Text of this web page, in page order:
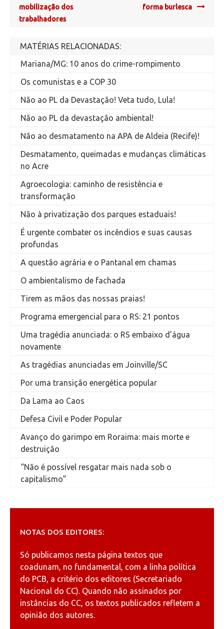
navigation
mobilização dos
trabalhadores
forma burlesca
MATÉRIAS RELACIONADAS:
Mariana/MG: 10 anos do crime-rompimento
Os comunistas e a COP 30
Não ao PL da Devastação! Veta tudo, Lula!
Não ao PL da devastação ambiental!
Não ao desmatamento na APA de Aldeia (Recife)!
Desmatamento, queimadas e mudanças climáticas
no Acre
Agroecologia: caminho de resistência e
transformação
Não à privatização dos parques estaduais!
É urgente combater os incêndios e suas causas
profundas
A questão agrária e o Pantanal em chamas
O ambientalismo de fachada
Tirem as mãos das nossas praias!
Programa emergencial para o RS: 21 pontos
Uma tragédia anunciada: o RS embaixo d’água
novamente
As tragédias anunciadas em Joinville/SC
Por uma transição energética popular
Da Lama ao Caos
Defesa Civil e Poder Popular
Avanço do garimpo em Roraima: mais morte e
destruição
“Não é possível resgatar mais nada sob o
capitalismo”
NOTAS DOS EDITORES:
Só publicamos nesta página textos que
coadunam, no fundamental, com a linha política
do PCB, a critério dos editores (Secretariado
Nacional do CC). Quando não assinados por
instâncias do CC, os textos publicados refletem a
opinião dos autores.